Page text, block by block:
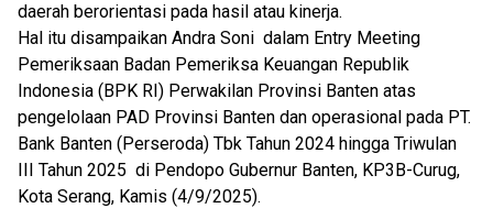
daerah berorientasi pada hasil atau kinerja.
Hal itu disampaikan Andra Soni dalam Entry Meeting
Pemeriksaan Badan Pemeriksa Keuangan Republik
Indonesia (BPK RI) Perwakilan Provinsi Banten atas
pengelolaan PAD Provinsi Banten dan operasional pada PT.
Bank Banten (Perseroda) Tbk Tahun 2024 hingga Triwulan
III Tahun 2025 di Pendopo Gubernur Banten, KP3B-Curug,
Kota Serang, Kamis (4/9/2025).